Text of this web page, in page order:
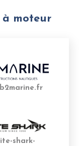
à moteur
shark-